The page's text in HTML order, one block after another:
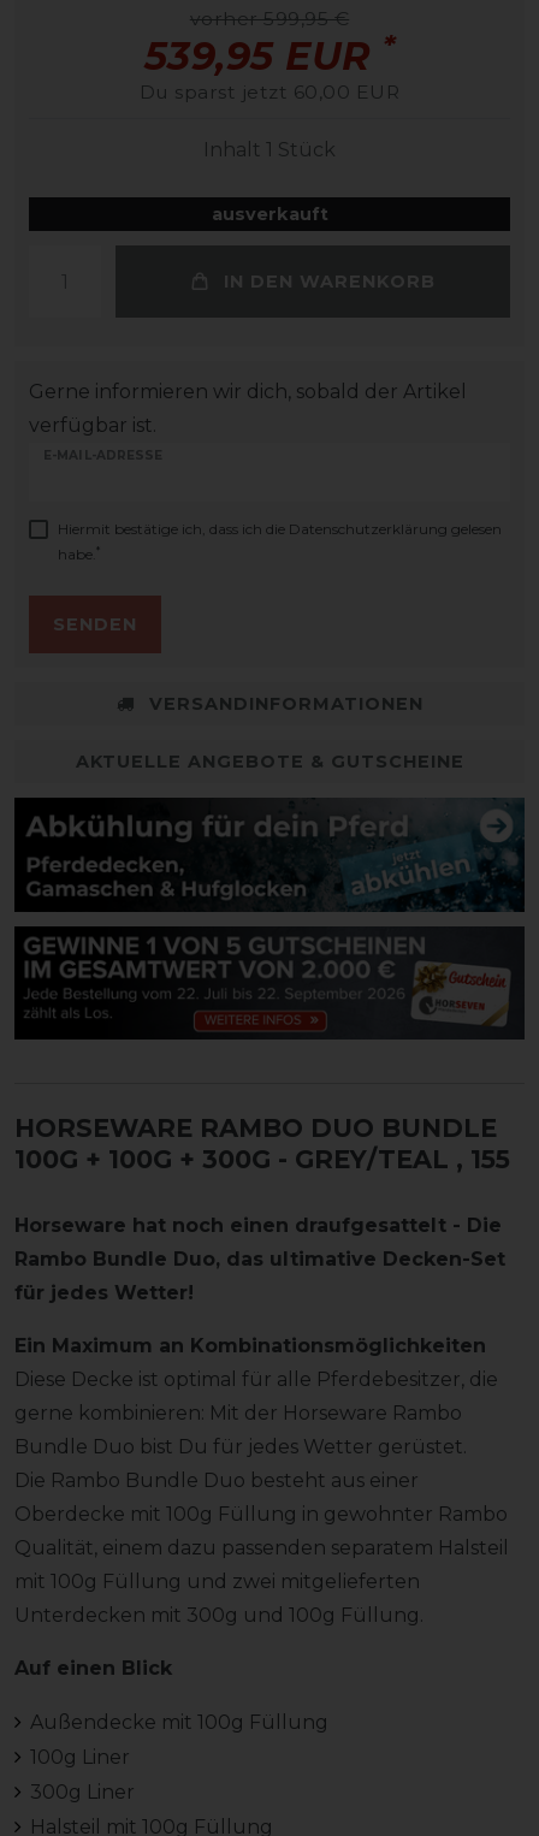
vorher 599,95 €
539,95 EUR *
Du sparst jetzt 60,00 EUR
Inhalt 1 Stück
ausverkauft
IN DEN WARENKORB
Gerne informieren wir dich, sobald der Artikel
verfügbar ist.
E-MAIL-ADRESSE
Hiermit bestätige ich, dass ich die Daten­schutz­erklärung gelesen
habe. *
SENDEN
VERSANDINFORMATIONEN
AKTUELLE ANGEBOTE & GUTSCHEINE
HORSEWARE RAMBO DUO BUNDLE
100G + 100G + 300G - GREY/TEAL , 155
Horseware hat noch einen draufgesattelt - Die
Rambo Bundle Duo, das ultimative Decken-Set
für jedes Wetter!
Ein Maximum an Kombinationsmöglichkeiten
Diese Decke ist optimal für alle Pferdebesitzer, die
gerne kombinieren: Mit der Horseware Rambo
Bundle Duo bist Du für jedes Wetter gerüstet.
Die Rambo Bundle Duo besteht aus einer
Oberdecke mit 100g Füllung in gewohnter Rambo
Qualität, einem dazu passenden separatem Halsteil
mit 100g Füllung und zwei mitgelieferten
Unterdecken mit 300g und 100g Füllung.
Auf einen Blick
Außendecke mit 100g Füllung
100g Liner
300g Liner
Halsteil mit 100g Füllung